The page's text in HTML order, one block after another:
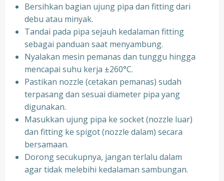
Bersihkan bagian ujung pipa dan fitting dari
debu atau minyak.
Tandai pada pipa sejauh kedalaman fitting
sebagai panduan saat menyambung.
Nyalakan mesin pemanas dan tunggu hingga
mencapai suhu kerja ±260°C.
Pastikan nozzle (cetakan pemanas) sudah
terpasang dan sesuai diameter pipa yang
digunakan.
Masukkan ujung pipa ke socket (nozzle luar)
dan fitting ke spigot (nozzle dalam) secara
bersamaan.
Dorong secukupnya, jangan terlalu dalam
agar tidak melebihi kedalaman sambungan.